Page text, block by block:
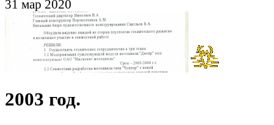
31 мар 2020
2003 год.